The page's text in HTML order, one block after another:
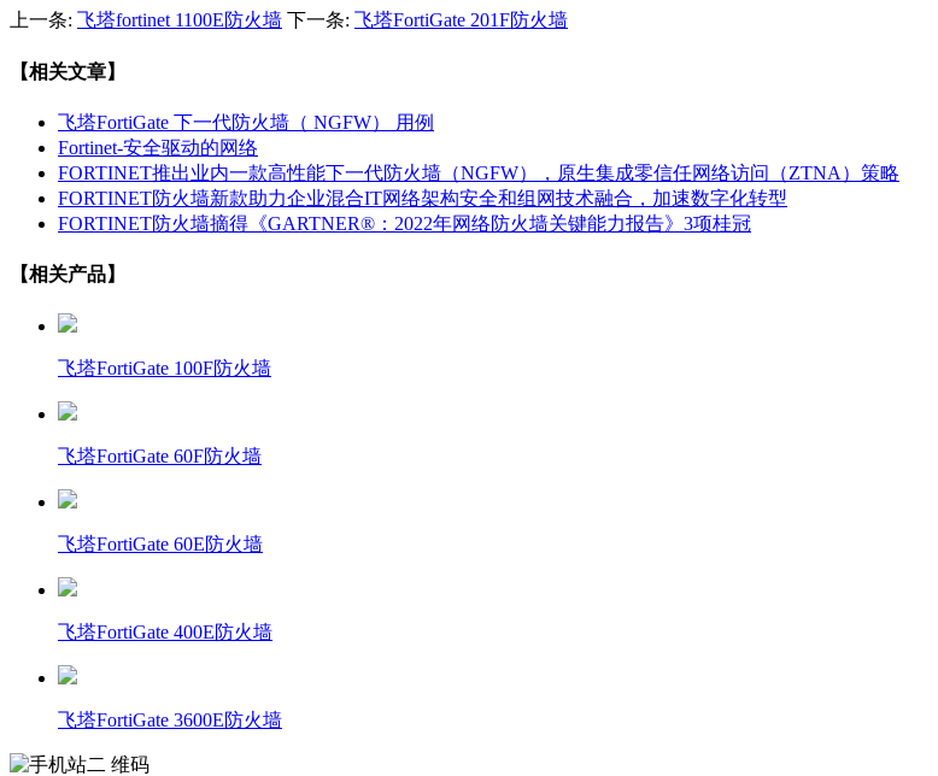
上一条: 飞塔fortinet 1100E防火墙 下一条: 飞塔FortiGate 201F防火墙
【相关文章】
飞塔FortiGate 下一代防火墙（ NGFW） 用例
Fortinet-安全驱动的网络
FORTINET推出业内一款高性能下一代防火墙（NGFW），原生集成零信任网络访问（ZTNA）策略
FORTINET防火墙新款助力企业混合IT网络架构安全和组网技术融合，加速数字化转型
FORTINET防火墙摘得《GARTNER®：2022年网络防火墙关键能力报告》3项桂冠
【相关产品】
飞塔FortiGate 100F防火墙
飞塔FortiGate 60F防火墙
飞塔FortiGate 60E防火墙
飞塔FortiGate 400E防火墙
飞塔FortiGate 3600E防火墙